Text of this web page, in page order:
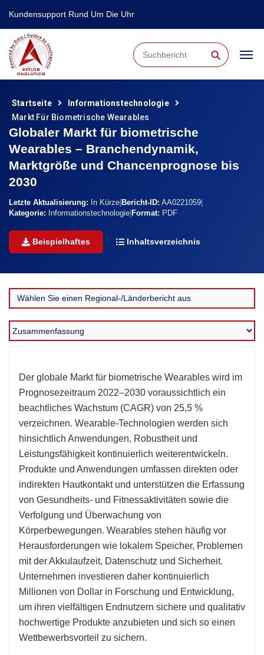
Kundensupport Rund Um Die Uhr
⚲
Startseite
Informationstechnologie
Markt Für Biometrische Wearables
Globaler Markt für biometrische
Wearables – Branchendynamik,
Marktgröße und Chancenprognose bis
2030
Letzte Aktualisierung: In Kürze Bericht-ID: AA0221059
Kategorie: Informationstechnologie Format: PDF
Beispielhaftes Inhaltsverzeichnis
Der globale Markt für biometrische Wearables wird im
Prognosezeitraum 2022–2030 voraussichtlich ein
beachtliches Wachstum (CAGR) von 25,5 %
verzeichnen. Wearable-Technologien werden sich
hinsichtlich Anwendungen, Robustheit und
Leistungsfähigkeit kontinuierlich weiterentwickeln.
Produkte und Anwendungen umfassen direkten oder
indirekten Hautkontakt und unterstützen die Erfassung
von Gesundheits- und Fitnessaktivitäten sowie die
Verfolgung und Überwachung von
Körperbewegungen. Wearables stehen häufig vor
Herausforderungen wie lokalem Speicher, Problemen
mit der Akkulaufzeit, Datenschutz und Sicherheit.
Unternehmen investieren daher kontinuierlich
Millionen von Dollar in Forschung und Entwicklung,
um ihren vielfältigen Endnutzern sichere und qualitativ
hochwertige Produkte anzubieten und sich so einen
Wettbewerbsvorteil zu sichern.